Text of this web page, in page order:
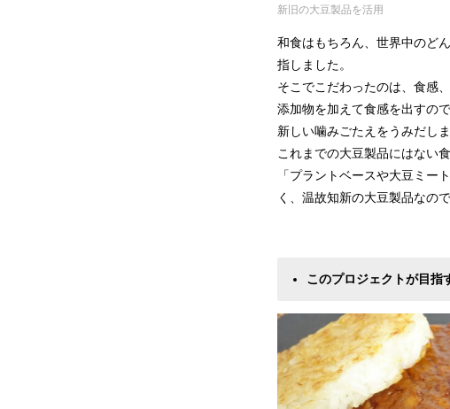
新旧の大豆製品を活用
和食はもちろん、世界中のど
指しました。
そこでこだわったのは、食感
添加物を加えて食感を出すの
新しい噛みごたえをうみだしま
これまでの大豆製品にはない
「プラントベースや大豆ミー
く、温故知新の大豆製品なので
このプロジェクトが目指